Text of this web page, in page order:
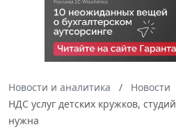
Новости и аналитика Новости
НДС услуг детских кружков,
нужна